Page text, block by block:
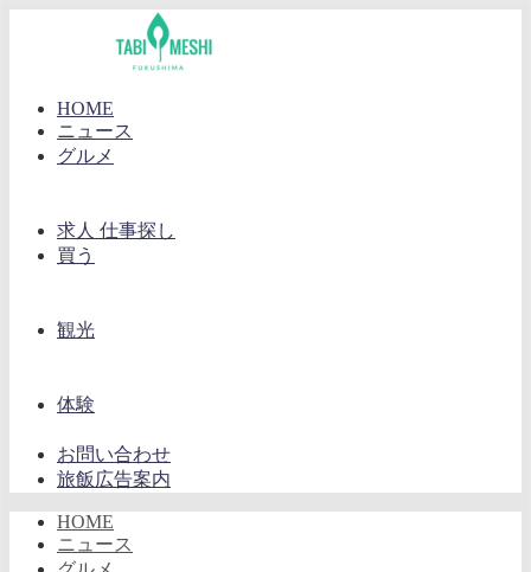
HOME
ニュース
グルメ
求人 仕事探し
買う
観光
体験
お問い合わせ
旅飯広告案内
HOME
ニュース